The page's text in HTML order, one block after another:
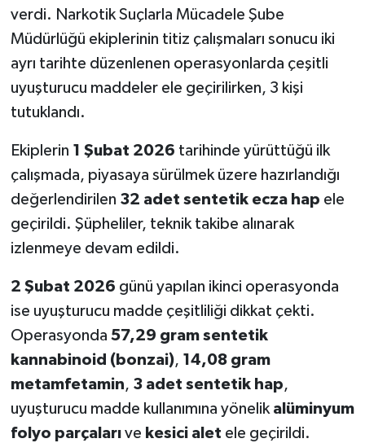
verdi. Narkotik Suçlarla Mücadele Şube
Müdürlüğü ekiplerinin titiz çalışmaları sonucu iki
ayrı tarihte düzenlenen operasyonlarda çeşitli
uyuşturucu maddeler ele geçirilirken, 3 kişi
tutuklandı.
Ekiplerin 1 Şubat 2026 tarihinde yürüttüğü ilk
çalışmada, piyasaya sürülmek üzere hazırlandığı
değerlendirilen 32 adet sentetik ecza hap ele
geçirildi. Şüpheliler, teknik takibe alınarak
izlenmeye devam edildi.
2 Şubat 2026 günü yapılan ikinci operasyonda
ise uyuşturucu madde çeşitliliği dikkat çekti.
Operasyonda 57,29 gram sentetik
kannabinoid (bonzai), 14,08 gram
metamfetamin, 3 adet sentetik hap,
uyuşturucu madde kullanımına yönelik alüminyum
folyo parçalarıve kesici alet ele geçirildi.
MEDYA
SEÇİM 2011
BİLİMNET
Yemek
SİVİL TOPLUM
KİM KİMDİR
ÇEK GÖNDER
KİTAP
HEDEF2020